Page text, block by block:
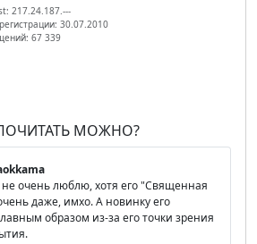
217.24.187.---
30.07.2010
67 339
МОЖНО?
очень люблю, хотя его "Священная
даже, имхо. А новинку его
образом из-за его точки зрения